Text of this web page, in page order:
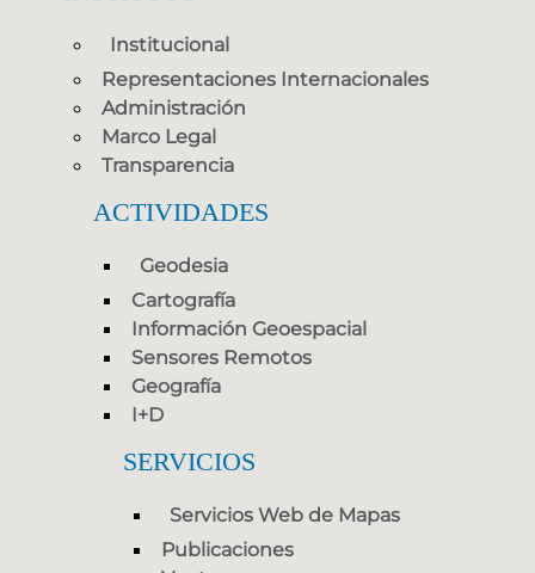
Institucional
Representaciones Internacionales
Administración
Marco Legal
Transparencia
ACTIVIDADES
Geodesia
Cartografía
Información Geoespacial
Sensores Remotos
Geografía
I+D
SERVICIOS
Servicios Web de Mapas
Publicaciones